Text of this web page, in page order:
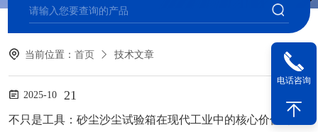
当前位置：首页 技术文章
2025-10 21
不只是工具：砂尘沙尘试验箱在现代工业中的核心价值与作用
电话咨询